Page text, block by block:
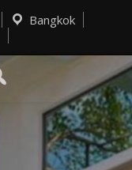
Bangkok